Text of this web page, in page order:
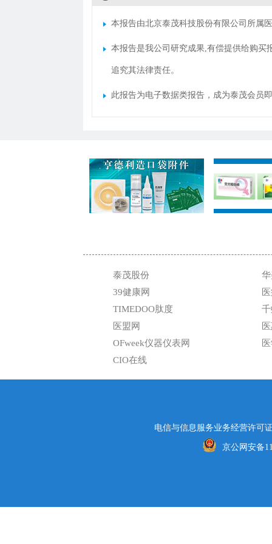
本报告由北京泰茂科技股份有限公司所属
本报告是我公司研究成果,有偿提供给购买
追究其法律责任。
此报告为电子数据类报告，成为泰茂会员
泰茂股份
39健康网
TIMEDOO肽度
医盟网
OFweek仪器仪表网
CIO在线
电信与信息服务业务经营许可
京公网安备